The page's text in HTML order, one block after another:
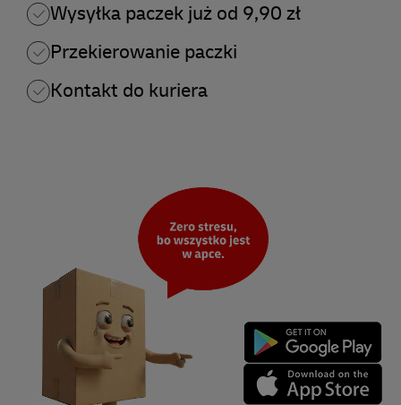
Wysyłka paczek już od 9,90 zł
Przekierowanie paczki
Kontakt do kuriera